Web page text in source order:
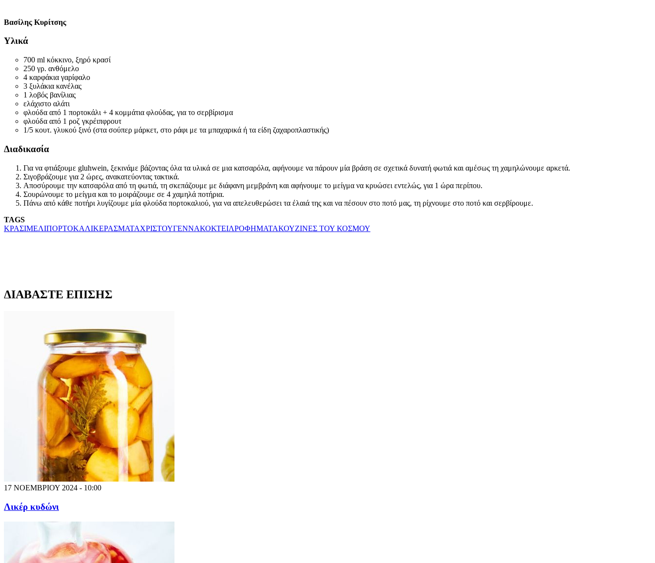
Bασίλης Κυρίτσης
Υλικά
700 ml κόκκινο, ξηρό κρασί
250 γρ. ανθόμελο
4 καρφάκια γαρίφαλο
3 ξυλάκια κανέλας
1 λοβός βανίλιας
ελάχιστο αλάτι
φλούδα από 1 πορτοκάλι + 4 κομμάτια φλούδας, για το σερβίρισμα
φλούδα από 1 ροζ γκρέιπφρουτ
1/5 κουτ. γλυκού ξινό (στα σούπερ μάρκετ, στο ράφι με τα μπαχαρικά ή τα είδη ζαχαροπλαστικής)
Διαδικασία
Για να φτιάξουμε gluhwein, ξεκινάμε βάζοντας όλα τα υλικά σε μια κατσαρόλα, αφήνουμε να πάρουν μία βράση σε σχετικά δυνατή φωτιά και αμέσως τη χαμηλώνουμε αρκετά.
Σιγοβράζουμε για 2 ώρες, ανακατεύοντας τακτικά.
Αποσύρουμε την κατσαρόλα από τη φωτιά, τη σκεπάζουμε με διάφανη μεμβράνη και αφήνουμε το μείγμα να κρυώσει εντελώς, για 1 ώρα περίπου.
Σουρώνουμε το μείγμα και το μοιράζουμε σε 4 χαμηλά ποτήρια.
Πάνω από κάθε ποτήρι λυγίζουμε μία φλούδα πορτοκαλιού, για να απελευθερώσει τα έλαιά της και να πέσουν στο ποτό μας, τη ρίχνουμε στο ποτό και σερβίρουμε.
TAGS
ΚΡΑΣΙΜΕΛΙΠΟΡΤΟΚΑΛΙΚΕΡΑΣΜΑΤΑΧΡΙΣΤΟΥΓΕΝΝΑΚΟΚΤΕΙΛΡΟΦΗΜΑΤΑΚΟΥΖΙΝΕΣ ΤΟΥ ΚΟΣΜΟΥ
ΔΙΑΒΑΣΤΕ ΕΠΙΣΗΣ
17 ΝΟΕΜΒΡΙΟΥ 2024 - 10:00
Λικέρ κυδώνι